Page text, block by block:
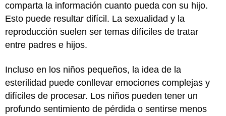
comparta la información cuanto pueda con su hijo.
Esto puede resultar difícil. La sexualidad y la
reproducción suelen ser temas difíciles de tratar
entre padres e hijos.
Incluso en los niños pequeños, la idea de la
esterilidad puede conllevar emociones complejas y
difíciles de procesar. Los niños pueden tener un
profundo sentimiento de pérdida o sentirse menos